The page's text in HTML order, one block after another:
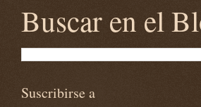
Buscar en el
Suscribirse a